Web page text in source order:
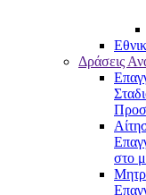
Δράσεις
στο